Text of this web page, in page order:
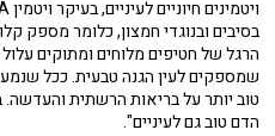
בסיבים ובנוגדי חמצון, כלומר מספק
הרגל של חטיפים מלוחים ומתוקים
שמספקים לעין הגנה טבעית. ככל
טוב יותר על בריאות הרשתית
הדם טוב גם לעיניים".